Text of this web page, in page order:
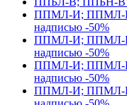
ППМЛ-И; ППМЛ-
надписью -50%
ППМЛ-И; ППМЛ-
надписью -50%
ППМЛ-И; ППМЛ-
надписью -50%
ППМЛ-И; ППМЛ-